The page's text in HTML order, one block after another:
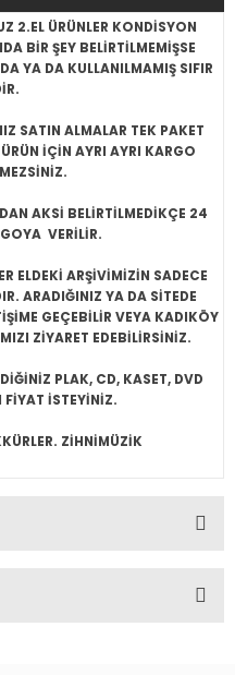
2.EL ÜRÜNLER KONDİSYON
BİR ŞEY BELİRTİLMEMİŞSE
YA DA KULLANILMAMIŞ SIFIR
SATIN ALMALAR TEK PAKET
İÇİN AYRI AYRI KARGO
AKSİ BELİRTİLMEDİKÇE 24
VERİLİR.
ELDEKİ ARŞİVİMİZİN SADECE
ARADIĞINIZ YA DA SİTEDE
GEÇEBİLİR VEYA KADIKÖY
ZİYARET EDEBİLİRSİNİZ.
PLAK, CD, KASET, DVD
FİYAT İSTEYİNİZ.
ZİHNİMÜZİK